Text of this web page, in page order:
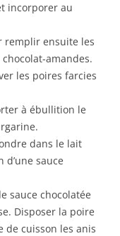
incorporer au
remplir ensuite les
amandes.
les poires farcies
à ébullition le
dans le lait
d’une sauce
sauce chocolatée
Disposer la poire
cuisson les anis